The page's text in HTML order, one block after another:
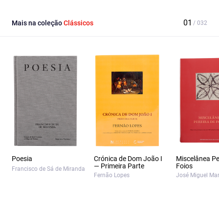
Mais na coleçãoClássicos
Poesia
Francisco de Sá de Miranda
Crónica de Dom João I
— Primeira Parte
Fernão Lopes
Miscelânea
Foios
José Miguel